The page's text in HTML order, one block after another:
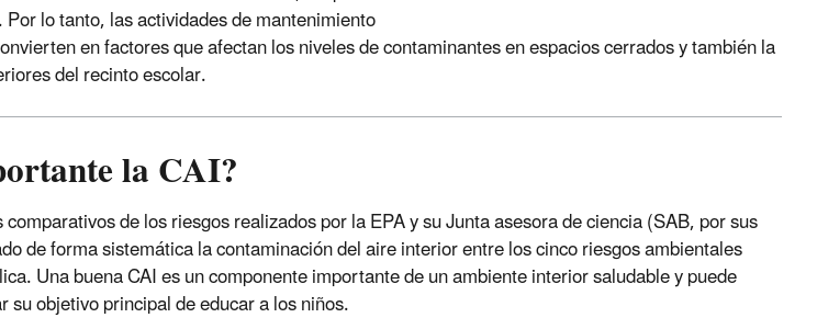
lo tanto, las actividades de mantenimiento
en factores que afectan los niveles de contaminantes en espacios cerrados y también la
del recinto escolar.
la CAI?
de los riesgos realizados por la EPA y su Junta asesora de ciencia (SAB, por sus
de forma sistemática la contaminación del aire interior entre los cinco riesgos ambientales
Una buena CAI es un componente importante de un ambiente interior saludable y puede
su objetivo principal de educar a los niños.